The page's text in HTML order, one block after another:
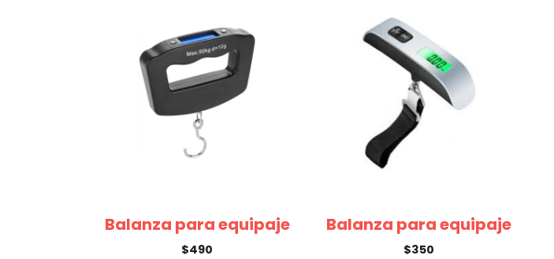
Balanza para equipaje
$490
Balanza para equipaje
$350